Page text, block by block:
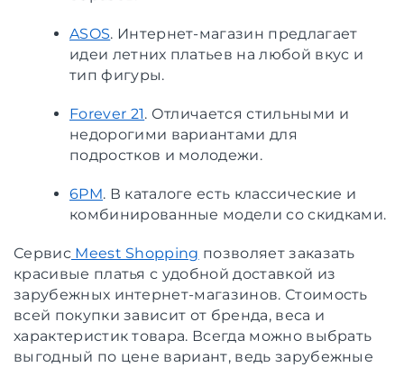
ASOS. Интернет-магазин предлагает
идеи летних платьев на любой вкус и
тип фигуры.
Forever 21. Отличается стильными и
недорогими вариантами для
подростков и молодежи.
6PM. В каталоге есть классические и
комбинированные модели со скидками.
СервисMeest Shopping позволяет заказать
красивые платья с удобной доставкой из
зарубежных интернет-магазинов. Стоимость
всей покупки зависит от бренда, веса и
характеристик товара. Всегда можно выбрать
выгодный по цене вариант, ведь зарубежные